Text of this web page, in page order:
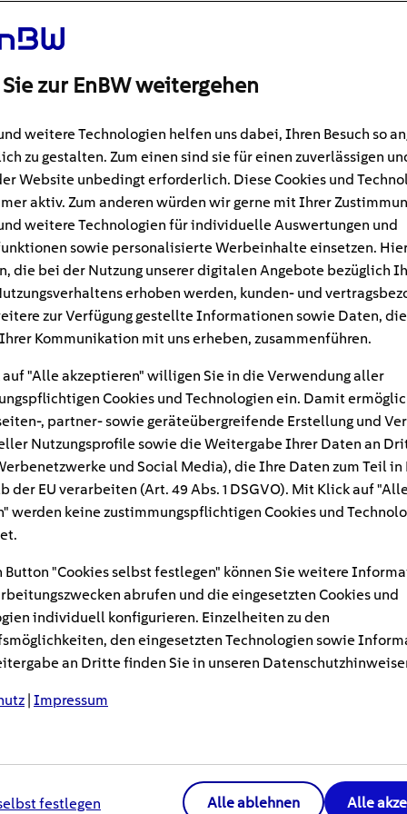
#Laden
für E-Autos: Vor- und
Akkus (LFP-Akkus) gelten als sichere
Lithium-Ionen-Akkus. Dabei
Energiedichte vor allem durch ihre
in der Forschung sowie bei der Entwicklung
Vor allem in der Elektromobilitätsbranche gewinnen
: Schließlich bieten sie nachhaltige und sichere
, die oft auf knappe und teure Rohstoffe angewiesen
stellte das Unternehmen CATL (Contemporary
„Shenxing“ vor und hat diesen nun weiterentwickelt.
zur EnBW weitergehen
weitere Technologien helfen uns dabei, Ihren Besuch so
zu gestalten. Zum einen sind sie für einen zuverlässigen
Website unbedingt erforderlich. Diese Cookies und
aktiv. Zum anderen würden wir gerne mit Ihrer
weitere Technologien für individuelle Auswertungen und
sowie personalisierte Werbeinhalte einsetzen.
die bei der Nutzung unserer digitalen Angebote bezüglich
erhoben werden, kunden- und
zur Verfügung gestellte Informationen sowie Daten,
Kommunikation mit uns erheben, zusammenführen.
"Alle akzeptieren" willigen Sie in die Verwendung aller
Cookies und Technologien ein. Damit
, partner- sowie geräteübergreifende Erstellung und
Nutzungsprofile sowie die Weitergabe Ihrer Daten an
und Social Media), die Ihre Daten zum Teil in
der EU verarbeiten (Art. 49 Abs. 1 DSGVO). Mit Klick auf
werden keine zustimmungspflichtigen Cookies und
Button "Cookies selbst festlegen" können Sie weitere
abrufen und die eingesetzten Cookies und
individuell konfigurieren. Einzelheiten zu den
den eingesetzten Technologien sowie
an Dritte finden Sie in unseren
| Impressum
festlegen Alle ablehnen Alle